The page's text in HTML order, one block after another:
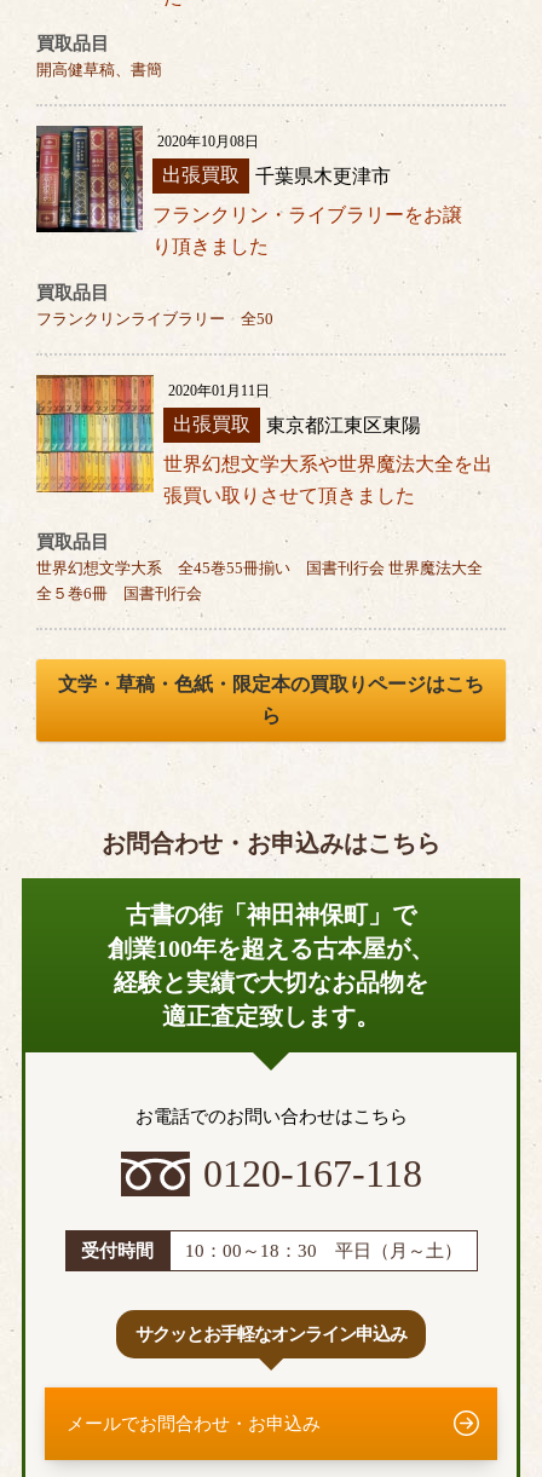
買取品目
開高健草稿、書簡
2020年10月08日
出張買取
千葉県木更津市
フランクリン・ライブラリーをお譲
り頂きました
買取品目
フランクリンライブラリー 全50
2020年01月11日
出張買取
東京都江東区東陽
世界幻想文学大系や世界魔法大全を出
張買い取りさせて頂きました
買取品目
世界幻想文学大系 全45巻55冊揃い 国書刊行会 世界魔法大全
全５巻6冊 国書刊行会
文学・草稿・色紙・限定本の買取りページはこち
ら
お問合わせ・お申込みはこちら
古書の街「神田神保町」で
創業100年を超える古本屋が、
経験と実績で大切なお品物を
適正査定致します。
お電話でのお問い合わせはこちら
0120-167-118
受付時間 10：00～18：30 平日（月～土）
サクッとお手軽なオンライン申込み
メールでお問合わせ・お申込み